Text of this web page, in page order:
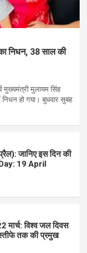
निधन, 38 साल की
मुलायम सिंह
हो गया। बुधवार सुबह
जानिए इस दिन की
19 April
विश्व जल दिवस
तक की प्रमुख